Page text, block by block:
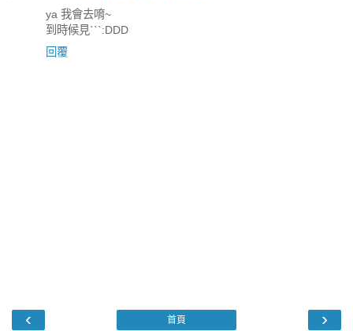
ya 我會去唷~
到時候見ˋˋˋ:DDD
回覆
‹ ›
首頁